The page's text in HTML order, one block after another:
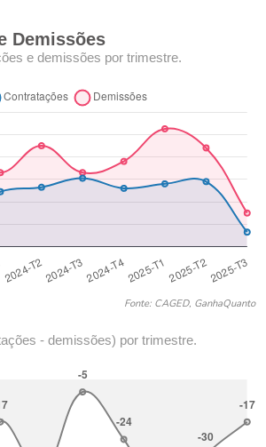
Demissões
e demissões por trimestre.
Fonte: CAGED, GanhaQuanto
- demissões) por trimestre.